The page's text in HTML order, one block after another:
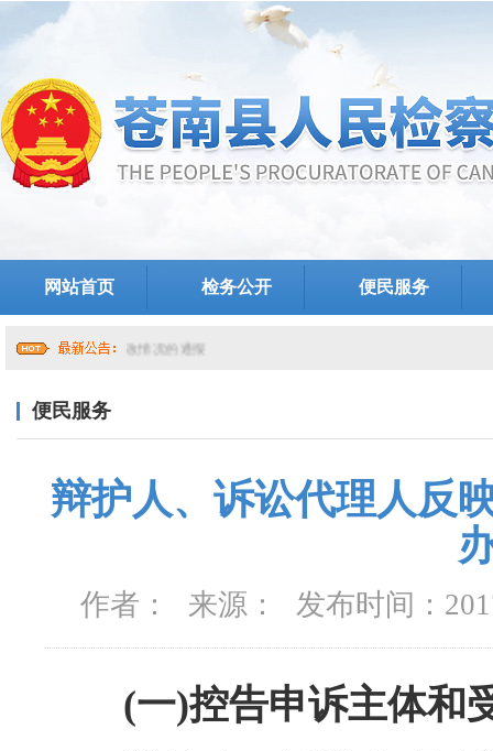
网站首页 检务公开 便民服务
于提级巡察整改情况的通报
便民服务
辩护人、诉讼代理人反
作者： 来源： 发布时间：
(一)控告申诉主体和